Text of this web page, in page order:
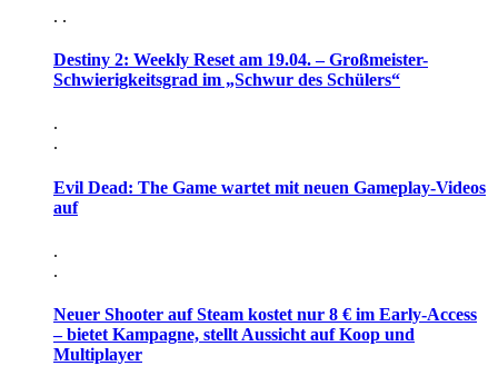
. .
Destiny 2: Weekly Reset am 19.04. – Großmeister-
Schwierigkeitsgrad im „Schwur des Schülers“
.
.
Evil Dead: The Game wartet mit neuen Gameplay-Videos
auf
.
.
Neuer Shooter auf Steam kostet nur 8 € im Early-Access
– bietet Kampagne, stellt Aussicht auf Koop und
Multiplayer